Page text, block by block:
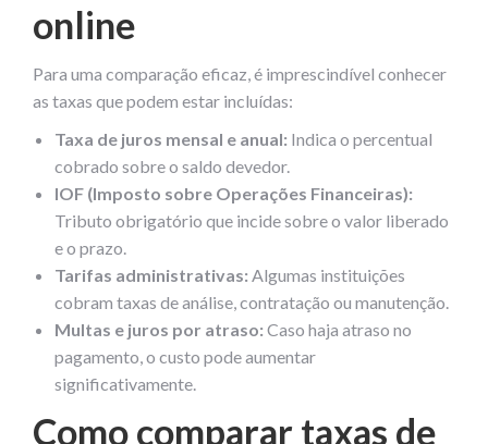
online
Para uma comparação eficaz, é imprescindível conhecer
as taxas que podem estar incluídas:
Taxa de juros mensal e anual: Indica o percentual
cobrado sobre o saldo devedor.
IOF (Imposto sobre Operações Financeiras):
Tributo obrigatório que incide sobre o valor liberado
e o prazo.
Tarifas administrativas: Algumas instituições
cobram taxas de análise, contratação ou manutenção.
Multas e juros por atraso: Caso haja atraso no
pagamento, o custo pode aumentar
significativamente.
Como comparar taxas de